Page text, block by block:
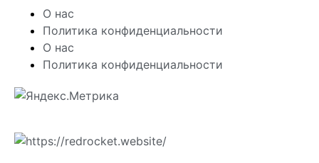
О нас
Политика конфиденциальности
О нас
Политика конфиденциальности